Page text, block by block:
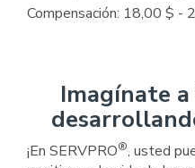
Compensación: 18,00 $ -
Imagínate
¡En SERVPRO®, usted